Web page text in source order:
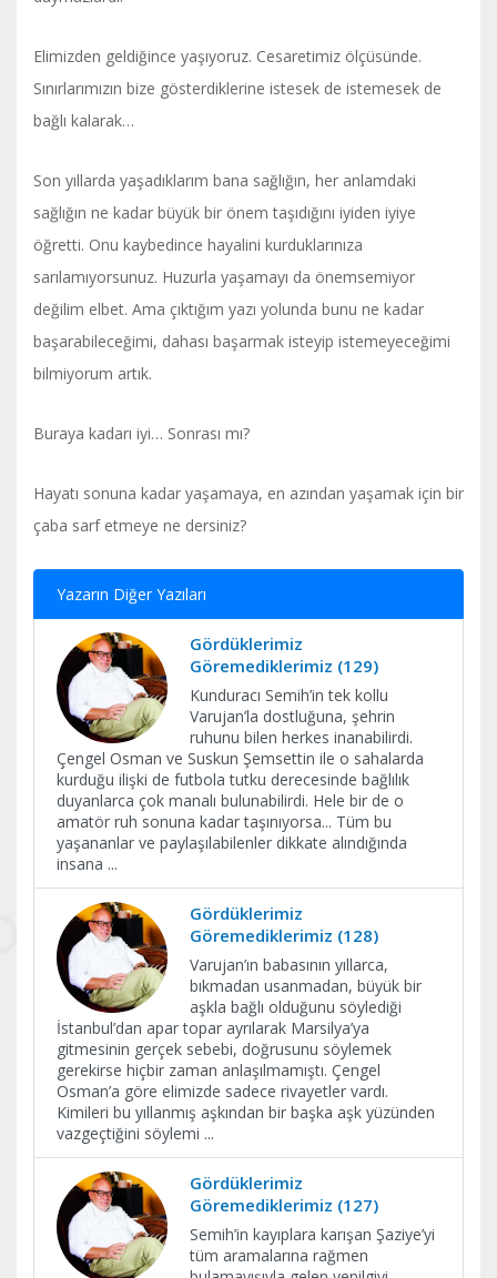
Elimizden geldiğince yaşıyoruz. Cesaretimiz ölçüsünde.
Sınırlarımızın bize gösterdiklerine istesek de istemesek de
bağlı kalarak…
Son yıllarda yaşadıklarım bana sağlığın, her anlamdaki
sağlığın ne kadar büyük bir önem taşıdığını iyiden iyiye
öğretti. Onu kaybedince hayalini kurduklarınıza
sarılamıyorsunuz. Huzurla yaşamayı da önemsemiyor
değilim elbet. Ama çıktığım yazı yolunda bunu ne kadar
başarabileceğimi, dahası başarmak isteyip istemeyeceğimi
bilmiyorum artık.
Buraya kadarı iyi… Sonrası mı?
Hayatı sonuna kadar yaşamaya, en azından yaşamak için bir
çaba sarf etmeye ne dersiniz?
Yazarın Diğer Yazıları
Gördüklerimiz
Göremediklerimiz (129)
Kunduracı Semih’in tek kollu
Varujan’la dostluğuna, şehrin
ruhunu bilen herkes inanabilirdi.
Çengel Osman ve Suskun Şemsettin ile o sahalarda
kurduğu ilişki de futbola tutku derecesinde bağlılık
duyanlarca çok manalı bulunabilirdi. Hele bir de o
amatör ruh sonuna kadar taşınıyorsa... Tüm bu
yaşananlar ve paylaşılabilenler dikkate alındığında
insana ...
Gördüklerimiz
Göremediklerimiz (128)
Varujan’ın babasının yıllarca,
bıkmadan usanmadan, büyük bir
aşkla bağlı olduğunu söylediği
İstanbul’dan apar topar ayrılarak Marsilya’ya
gitmesinin gerçek sebebi, doğrusunu söylemek
gerekirse hiçbir zaman anlaşılmamıştı. Çengel
Osman’a göre elimizde sadece rivayetler vardı.
Kimileri bu yıllanmış aşkından bir başka aşk yüzünden
vazgeçtiğini söylemi ...
Gördüklerimiz
Göremediklerimiz (127)
Semih’in kayıplara karışan Şaziye’yi
tüm aramalarına rağmen